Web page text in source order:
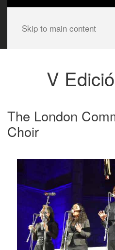
Skip to main content
V
The London
Choir